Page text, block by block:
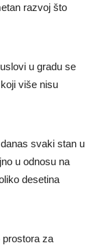
razvoj što
u gradu se
više nisu
svaki stan u
u odnosu na
desetina
prostora za